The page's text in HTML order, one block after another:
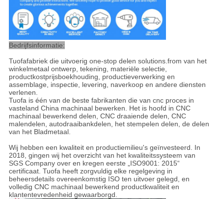
Bedrijfsinformatie:
Tuofafabriek die uitvoerig one-stop delen solutions.from van het
winkelmetaal ontwerp, tekening, materiële selectie,
productkostprijsboekhouding, productieverwerking en
assemblage, inspectie, levering, naverkoop en andere diensten
verlenen.
Tuofa is één van de beste fabrikanten die van cnc proces in
vasteland China machinaal bewerken. Het is hoofd in CNC
machinaal bewerkend delen, CNC draaiende delen, CNC
malendelen, autodraaibankdelen, het stempelen delen, de delen
van het Bladmetaal.
Wij hebben een kwaliteit en productiemilieu's geïnvesteerd. In
2018, gingen wij het overzicht van het kwaliteitssysteem van
SGS Company over en kregen eerste „ISO9001: 2015“
certificaat. Tuofa heeft zorgvuldig elke regelgeving in
beheersdetails overeenkomstig ISO ten uitvoer gelegd, en
volledig CNC machinaal bewerkend productkwaliteit en
klantentevredenheid gewaarborgd.